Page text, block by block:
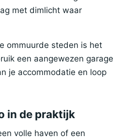
met dimlicht waar
ommuurde steden is het
een aangewezen garage
je accommodatie en loop
in de praktijk
volle haven of een